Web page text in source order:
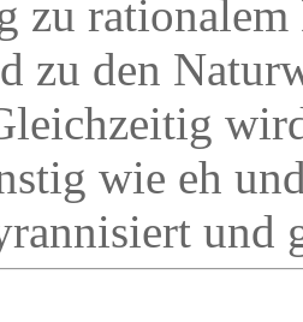
zu
zu den
wie eh
und